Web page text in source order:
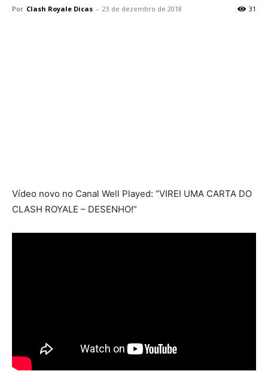
Por Clash Royale Dicas - 23 de dezembro de 2018 31
Vídeo novo no Canal Well Played: “VIREI UMA CARTA DO
CLASH ROYALE – DESENHO!”